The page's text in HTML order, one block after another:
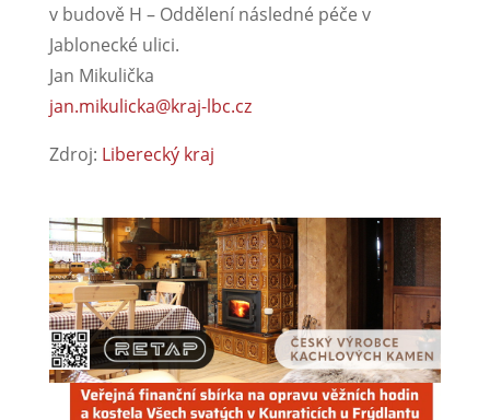
v budově H – Oddělení následné péče v
Jablonecké ulici.
Jan Mikulička
jan.mikulicka@kraj-lbc.cz
Zdroj: Liberecký kraj